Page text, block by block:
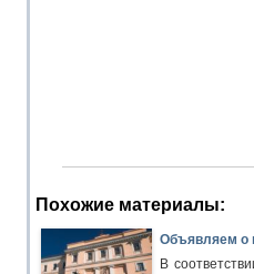
Похожие материалы:
Объявляем о
В